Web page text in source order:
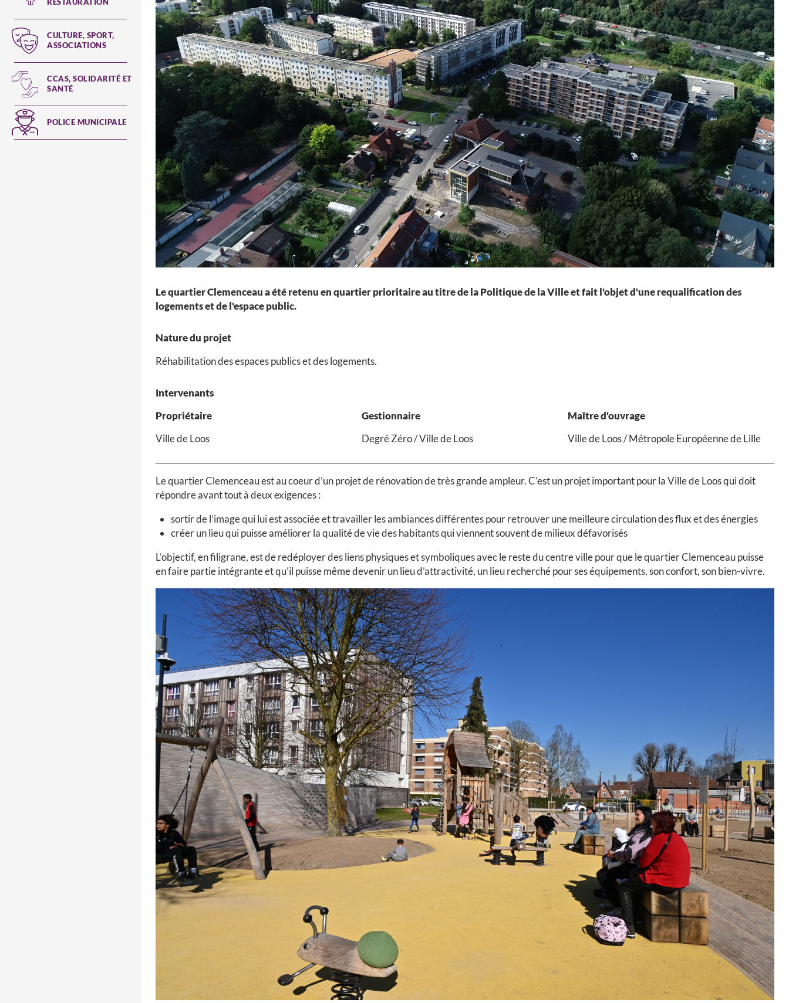
CULTURE, SPORT,
ASSOCIATIONS
CCAS, SOLIDARITÉ ET
SANTÉ
POLICE MUNICIPALE
Le quartier Clemenceau a été retenu en quartier prioritaire au titre de la Politique de la Ville et fait l'objet d'une requalification des
logements et de l'espace public.
Nature du projet
Réhabilitation des espaces publics et des logements.
Intervenants
Propriétaire
Ville de Loos
Gestionnaire
Degré Zéro / Ville de Loos
Maître d'ouvrage
Ville de Loos / Métropole Européenne de Lille
Le quartier Clemenceau est au coeur d’un projet de rénovation de très grande ampleur. C’est un projet important pour la Ville de Loos qui doit
répondre avant tout à deux exigences :
sortir de l’image qui lui est associée et travailler les ambiances différentes pour retrouver une meilleure circulation des flux et des énergies
créer un lieu qui puisse améliorer la qualité de vie des habitants qui viennent souvent de milieux défavorisés
L’objectif, en filigrane, est de redéployer des liens physiques et symboliques avec le reste du centre ville pour que le quartier Clemenceau puisse
en faire partie intégrante et qu’il puisse même devenir un lieu d’attractivité, un lieu recherché pour ses équipements, son confort, son bien-vivre.